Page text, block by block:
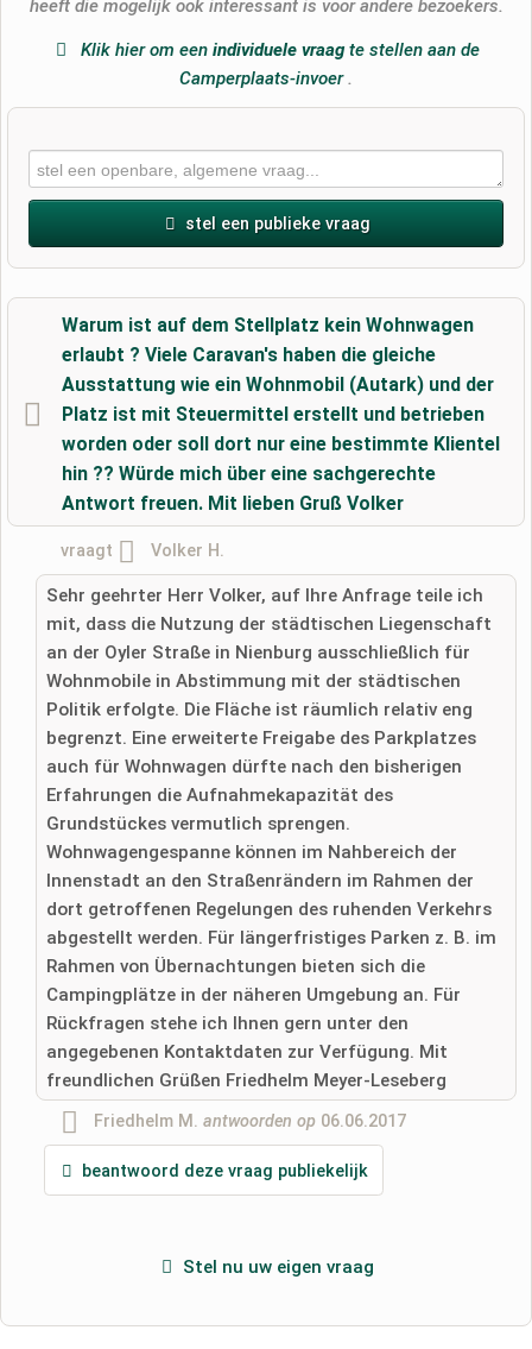
heeft die mogelijk ook interessant is voor andere bezoekers.
Klik hier om een ​​individuele vraagte stellen aan de
Camperplaats-invoer.
stel een publieke vraag
Achternaam
E-mailadres (wordt niet gepubliceerd)
Ik accepteer hierbij dealgemene voorwaarden.
Ik heb degegevensbeschermingsverklaringgelezen.
stel een publieke vraag Annuleren
openbare vragen zijn voor alle bezoekers zichtbaar
Klik hier om een
​​individuele vraag
Camperplaats-invoer
Warum ist auf dem Stellplatz kein Wohnwagen
erlaubt ? Viele Caravan's haben die gleiche
Ausstattung wie ein Wohnmobil (Autark) und der
Platz ist mit Steuermittel erstellt und betrieben
worden oder soll dort nur eine bestimmte Klientel
hin ?? Würde mich über eine sachgerechte
Antwort freuen. Mit lieben Gruß Volker
vraagt ​​Volker H.
Sehr geehrter Herr Volker, auf Ihre Anfrage teile ich
mit, dass die Nutzung der städtischen Liegenschaft
an der Oyler Straße in Nienburg ausschließlich für
Wohnmobile in Abstimmung mit der städtischen
Politik erfolgte. Die Fläche ist räumlich relativ eng
begrenzt. Eine erweiterte Freigabe des Parkplatzes
auch für Wohnwagen dürfte nach den bisherigen
Erfahrungen die Aufnahmekapazität des
Grundstückes vermutlich sprengen.
Wohnwagengespanne können im Nahbereich der
Innenstadt an den Straßenrändern im Rahmen der
dort getroffenen Regelungen des ruhenden Verkehrs
abgestellt werden. Für längerfristiges Parken z. B. im
Rahmen von Übernachtungen bieten sich die
Campingplätze in der näheren Umgebung an. Für
Rückfragen stehe ich Ihnen gern unter den
angegebenen Kontaktdaten zur Verfügung. Mit
freundlichen Grüßen Friedhelm Meyer-Leseberg
Friedhelm M. antwoorden op 06.06.2017
beantwoord deze vraag publiekelijk
Stel nu uw eigen vraag